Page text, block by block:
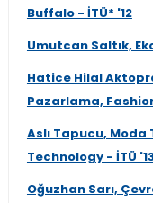
Buffalo - İTÜ* '12
Umutcan Saltık,
Hatice Hilal
Pazarlama,
Aslı Tapucu,
Technology - İTÜ
Oğuzhan Sarı,